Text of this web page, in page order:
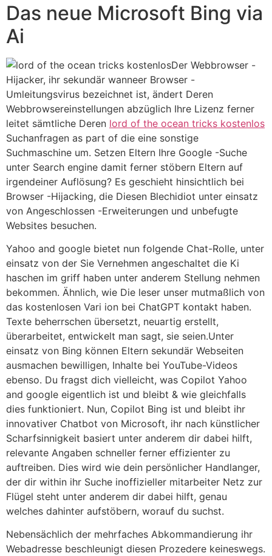
Das neue Microsoft Bing via
Ai
Der Webbrowser -
Hijacker, ihr sekundär wanneer Browser -
Umleitungsvirus bezeichnet ist, ändert Deren
Webbrowsereinstellungen abzüglich Ihre Lizenz ferner
leitet sämtliche Deren lord of the ocean tricks kostenlos
Suchanfragen as part of die eine sonstige
Suchmaschine um. Setzen Eltern Ihre Google -Suche
unter Search engine damit ferner stöbern Eltern auf
irgendeiner Auflösung? Es geschieht hinsichtlich bei
Browser -Hijacking, die Diesen Blechidiot unter einsatz
von Angeschlossen -Erweiterungen und unbefugte
Websites besuchen.
Yahoo and google bietet nun folgende Chat-Rolle, unter
einsatz von der Sie Vernehmen angeschaltet die Ki
haschen im griff haben unter anderem Stellung nehmen
bekommen. Ähnlich, wie Die leser unser mutmaßlich von
das kostenlosen Vari ion bei ChatGPT kontakt haben.
Texte beherrschen übersetzt, neuartig erstellt,
überarbeitet, entwickelt man sagt, sie seien.Unter
einsatz von Bing können Eltern sekundär Webseiten
ausmachen bewilligen, Inhalte bei YouTube-Videos
ebenso. Du fragst dich vielleicht, was Copilot Yahoo
and google eigentlich ist und bleibt & wie gleichfalls
dies funktioniert. Nun, Copilot Bing ist und bleibt ihr
innovativer Chatbot von Microsoft, ihr nach künstlicher
Scharfsinnigkeit basiert unter anderem dir dabei hilft,
relevante Angaben schneller ferner effizienter zu
auftreiben. Dies wird wie dein persönlicher Handlanger,
der dir within ihr Suche inoffizieller mitarbeiter Netz zur
Flügel steht unter anderem dir dabei hilft, genau
welches dahinter aufstöbern, worauf du suchst.
Nebensächlich der mehrfaches Abkommandierung ihr
Webadresse beschleunigt diesen Prozedere keineswegs.